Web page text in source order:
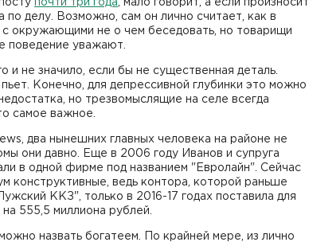
почти три года , мало говорит, а если произносит
по делу. Возможно, сам он лично считает, как в
с окружающими не о чем беседовать, но товарищи
поведение уважают.
и не значило, если бы не существенная деталь.
Конечно, для депрессивной глубинки это можно
но трезвомыслящие на селе всегда
самое важное.
два нынешних главных человека на районе не
они давно. Еще в 2006 году Иванов и супруга
в одной фирме под названием "Евролайн". Сейчас
конструктивные, ведь контора, которой раньше
ККЗ", только в 2016-17 годах поставила для
555,5 миллиона рублей.
назвать богатеем. По крайней мере, из лично